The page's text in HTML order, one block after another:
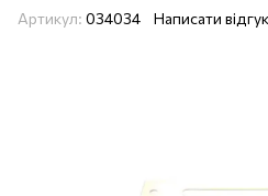
Артикул: 034034 Написати відгук